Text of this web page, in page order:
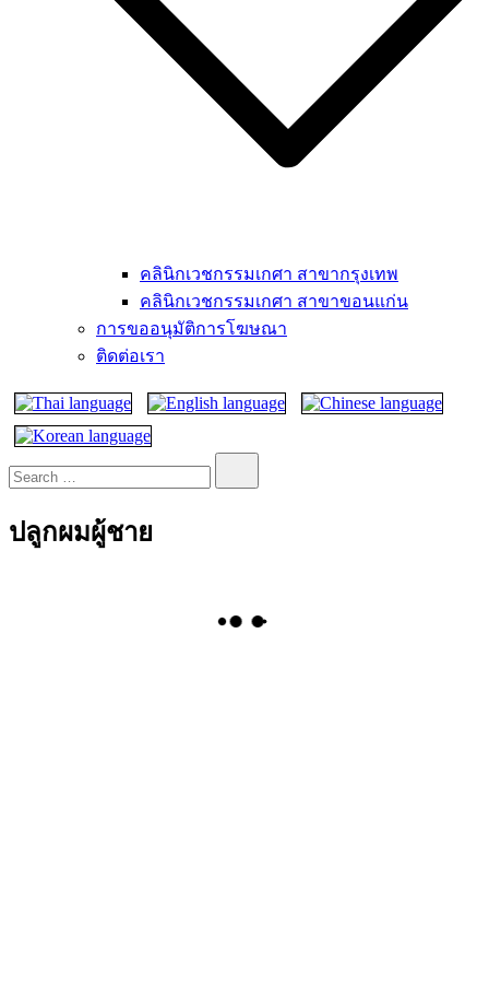
คลินิกเวชกรรมเกศา สาขากรุงเทพ
คลินิกเวชกรรมเกศา สาขาขอนแก่น
การขออนุมัติการโฆษณา
ติดต่อเรา
ปลูกผมผู้ชาย